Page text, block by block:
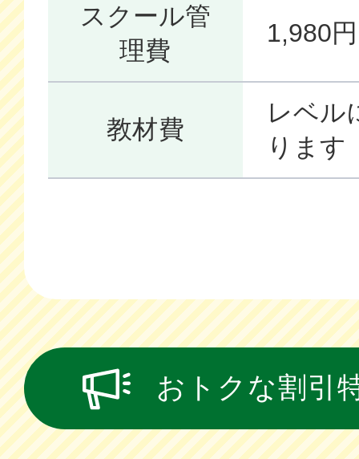
スクール管
理費
1,980
教材費
レベル
ります
おトクな割引